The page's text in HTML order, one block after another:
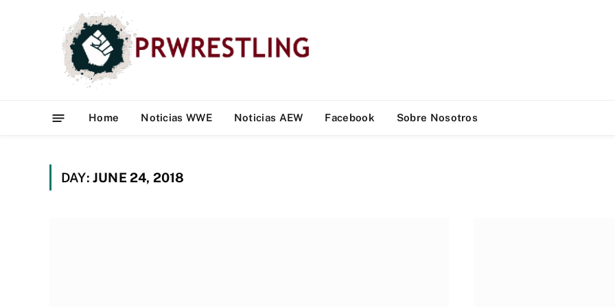
Home Noticias WWE Noticias AEW Facebook Sobre Nosotros
DAY: JUNE 24, 2018